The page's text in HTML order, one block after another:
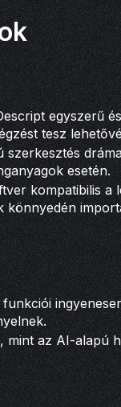
egyszerű
tesz
szerkesztés
esetén.
kompatibilis a
könnyedén
mint az AI-alapú